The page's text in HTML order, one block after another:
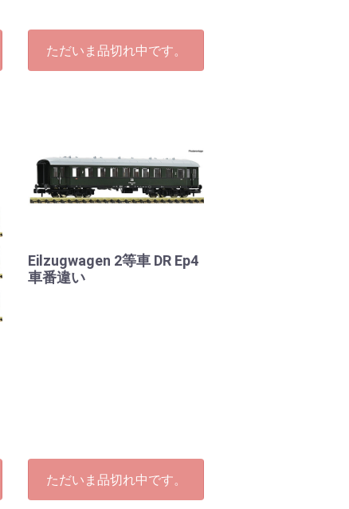
ただいま品切れ中です。
Eilzugwagen 2等車 DR Ep4
車番違い
ただいま品切れ中です。